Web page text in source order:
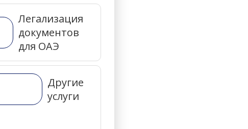
Легализация
документов
для ОАЭ
Другие
услуги